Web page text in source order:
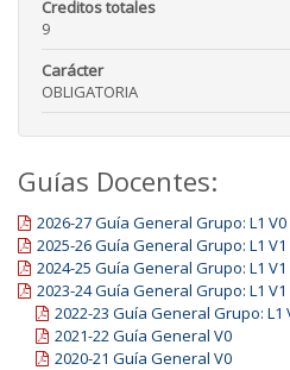
Creditos totales
9
Carácter
OBLIGATORIA
Guías Docentes:
2026-27 Guía General Grupo: L1 V0
2025-26 Guía General Grupo: L1 V1
2024-25 Guía General Grupo: L1 V1
2023-24 Guía General Grupo: L1 V1
2022-23 Guía General Grupo: L1
2021-22 Guía General V0
2020-21 Guía General V0